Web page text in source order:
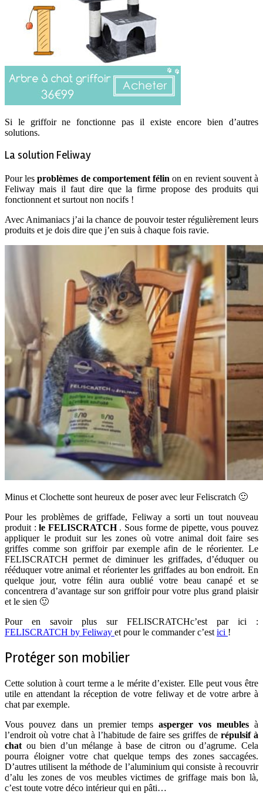
Si le griffoir ne fonctionne pas il existe encore bien d’autres
solutions.
La solution Feliway
Pour lesproblèmes de comportement félin on en revient souvent à
Feliway mais il faut dire que la firme propose des produits qui
fonctionnent et surtout non nocifs !
Avec Animaniacs j’ai la chance de pouvoir tester régulièrement leurs
produits et je dois dire que j’en suis à chaque fois ravie.
Minus et Clochette sont heureux de poser avec leur Feliscratch 🙂
Pour les problèmes de griffade, Feliway a sorti un tout nouveau
produit :le FELISCRATCH. Sous forme de pipette, vous pouvez
appliquer le produit sur les zones où votre animal doit faire ses
griffes comme son griffoir par exemple afin de le réorienter. Le
FELISCRATCH permet de diminuer les griffades, d’éduquer ou
rééduquer votre animal et réorienter les griffades au bon endroit. En
quelque jour, votre félin aura oublié votre beau canapé et se
concentrera d’avantage sur son griffoir pour votre plus grand plaisir
et le sien 🙂
Pour en savoir plus sur FELISCRATCHc’est par ici :
FELISCRATCH by Feliway et pour le commander c’est ici !
Protéger son mobilier
Cette solution à court terme a le mérite d’exister. Elle peut vous être
utile en attendant la réception de votre feliway et de votre arbre à
chat par exemple.
Vous pouvez dans un premier temps asperger vos meubles à
l’endroit où votre chat à l’habitude de faire ses griffes derépulsif à
chat ou bien d’un mélange à base de citron ou d’agrume. Cela
pourra éloigner votre chat quelque temps des zones saccagées.
D’autres utilisent la méthode de l’aluminium qui consiste à recouvrir
d’alu les zones de vos meubles victimes de griffage mais bon là,
c’est toute votre déco intérieur qui en pâti…